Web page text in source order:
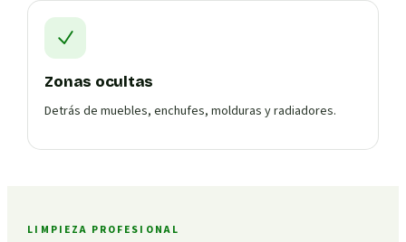
Zonas ocultas
Detrás de muebles, enchufes, molduras y radiadores.
LIMPIEZA PROFESIONAL